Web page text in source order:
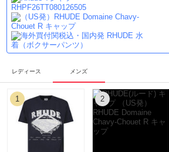
レディース メンズ
1 2